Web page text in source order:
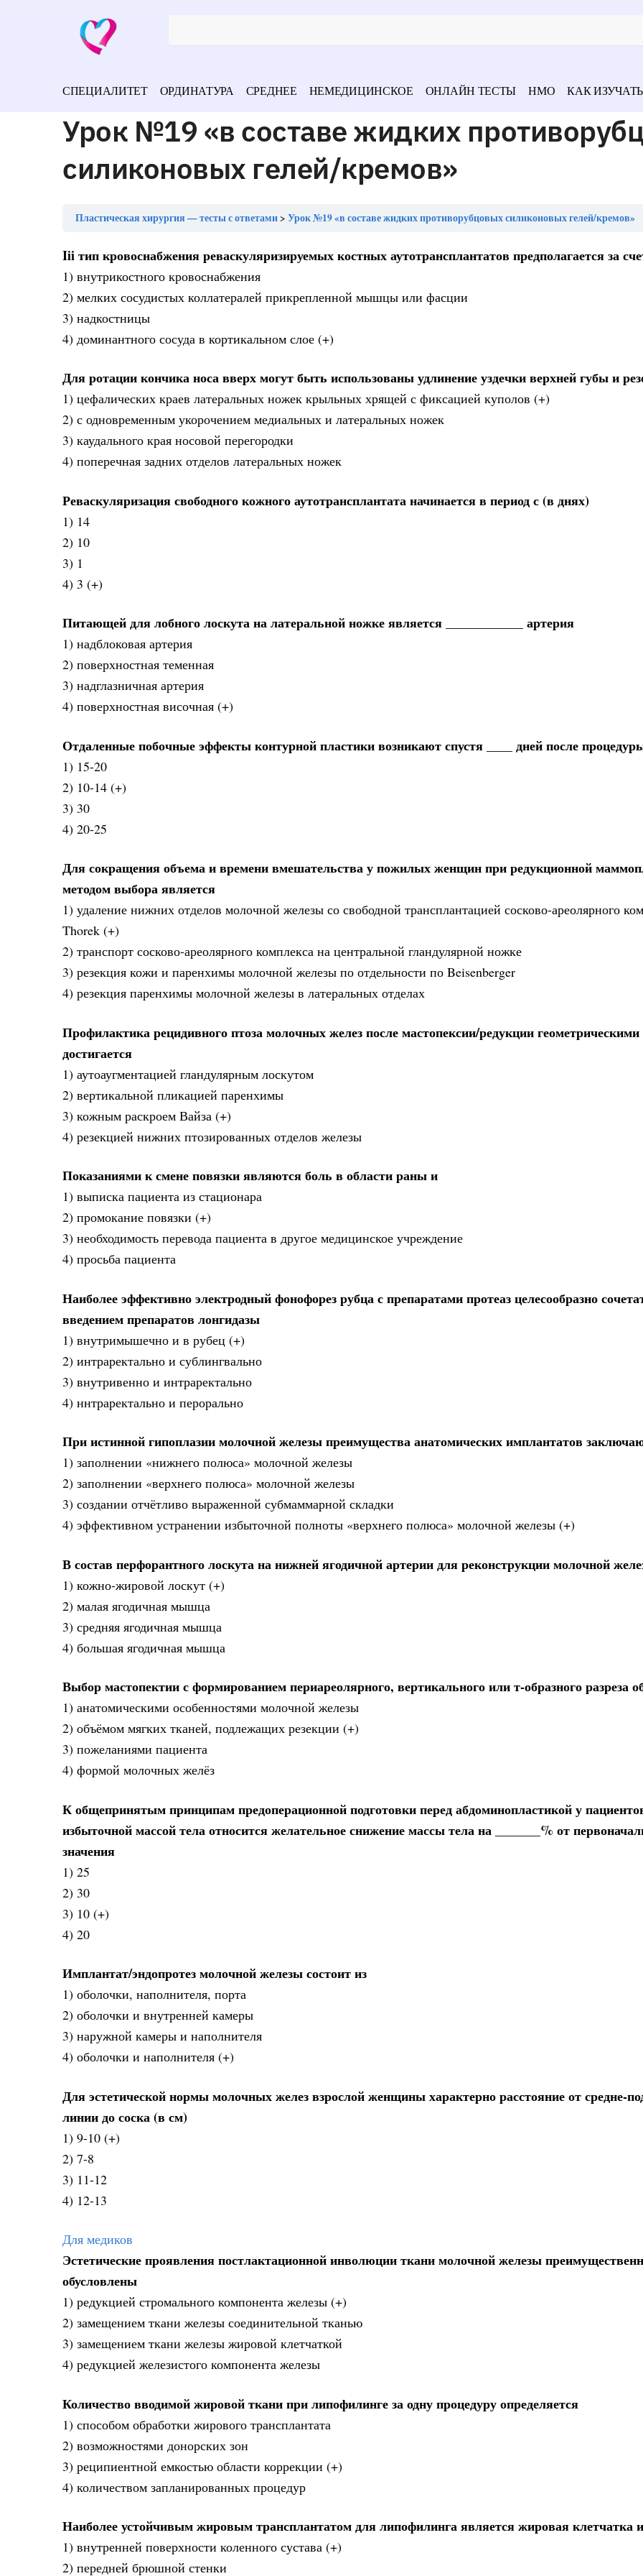
СПЕЦИАЛИТЕТ ОРДИНАТУРА СРЕДНЕЕ НЕМЕДИЦИНСКОЕ ОНЛАЙН ТЕСТЫ НМО КАК ИЗУЧАТЬ
Урок №19 «в составе жидких
силиконовых гелей/кремов»
Пластическая хирургия — тесты с ответами Урок №19 «в составе жидких противорубцовых силиконовых гелей/кремов»
Iii тип кровоснабжения реваскуляризируемых костных аутотрансплантатов предполагается за
1) внутрикостного кровоснабжения
2) мелких сосудистых коллатералей прикрепленной мышцы или фасции
3) надкостницы
4) доминантного сосуда в кортикальном слое (+)
Для ротации кончика носа вверх могут быть использованы удлинение уздечки верхней губы и
1) цефалических краев латеральных ножек крыльных хрящей с фиксацией куполов (+)
2) с одновременным укорочением медиальных и латеральных ножек
3) каудального края носовой перегородки
4) поперечная задних отделов латеральных ножек
Реваскуляризация свободного кожного аутотрансплантата начинается в период с (в днях)
1) 14
2) 10
3) 1
4) 3 (+)
Питающей для лобного лоскута на латеральной ножке является ____________ артерия
1) надблоковая артерия
2) поверхностная теменная
3) надглазничная артерия
4) поверхностная височная (+)
Отдаленные побочные эффекты контурной пластики возникают спустя ____ дней после
1) 15-20
2) 10-14 (+)
3) 30
4) 20-25
Для сокращения объема и времени вмешательства у пожилых женщин при редукционной
методом выбора является
1) удаление нижних отделов молочной железы со свободной трансплантацией сосково-ареолярного
Thorek (+)
2) транспорт сосково-ареолярного комплекса на центральной гландулярной ножке
3) резекция кожи и паренхимы молочной железы по отдельности по Beisenberger
4) резекция паренхимы молочной железы в латеральных отделах
Профилактика рецидивного птоза молочных желез после мастопексии/редукции геометрическими
достигается
1) аутоаугментацией гландулярным лоскутом
2) вертикальной пликацией паренхимы
3) кожным раскроем Вайза (+)
4) резекцией нижних птозированных отделов железы
Показаниями к смене повязки являются боль в области раны и
1) выписка пациента из стационара
2) промокание повязки (+)
3) необходимость перевода пациента в другое медицинское учреждение
4) просьба пациента
Наиболее эффективно электродный фонофорез рубца с препаратами протеаз целесообразно
введением препаратов лонгидазы
1) внутримышечно и в рубец (+)
2) интраректально и сублингвально
3) внутривенно и интраректально
4) ннтраректально и перорально
При истинной гипоплазии молочной железы преимущества анатомических имплантатов
1) заполнении «нижнего полюса» молочной железы
2) заполнении «верхнего полюса» молочной железы
3) создании отчётливо выраженной субмаммарной складки
4) эффективном устранении избыточной полноты «верхнего полюса» молочной железы (+)
В состав перфорантного лоскута на нижней ягодичной артерии для реконструкции молочной
1) кожно-жировой лоскут (+)
2) малая ягодичная мышца
3) средняя ягодичная мышца
4) большая ягодичная мышца
Выбор мастопектии с формированием периареолярного, вертикального или т-образного разреза
1) анатомическими особенностями молочной железы
2) объёмом мягких тканей, подлежащих резекции (+)
3) пожеланиями пациента
4) формой молочных желёз
К общепринятым принципам предоперационной подготовки перед абдоминопластикой у
избыточной массой тела относится желательное снижение массы тела на _______% от
значения
1) 25
2) 30
3) 10 (+)
4) 20
Имплантат/эндопротез молочной железы состоит из
1) оболочки, наполнителя, порта
2) оболочки и внутренней камеры
3) наружной камеры и наполнителя
4) оболочки и наполнителя (+)
Для эстетической нормы молочных желез взрослой женщины характерно расстояние от средне-
линии до соска (в см)
1) 9-10 (+)
2) 7-8
3) 11-12
4) 12-13
Для медиков
Эстетические проявления постлактационной инволюции ткани молочной железы
обусловлены
1) редукцией стромального компонента железы (+)
2) замещением ткани железы соединительной тканью
3) замещением ткани железы жировой клетчаткой
4) редукцией железистого компонента железы
Количество вводимой жировой ткани при липофилинге за одну процедуру определяется
1) способом обработки жирового трансплантата
2) возможностями донорских зон
3) реципиентной емкостью области коррекции (+)
4) количеством запланированных процедур
Наиболее устойчивым жировым трансплантатом для липофилинга является жировая клетчатка
1) внутренней поверхности коленного сустава (+)
2) передней брюшной стенки